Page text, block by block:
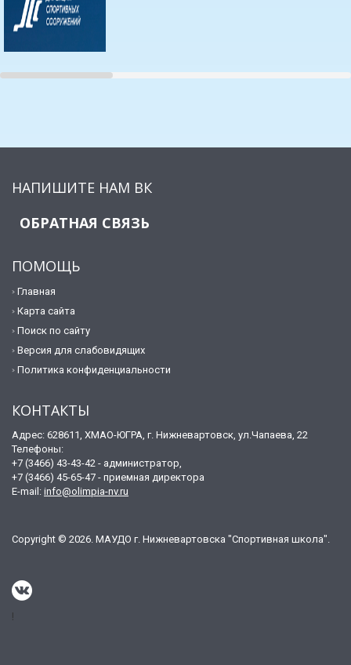
НАПИШИТЕ НАМ ВК
ОБРАТНАЯ СВЯЗЬ
ПОМОЩЬ
Главная
Карта сайта
Поиск по сайту
Версия для слабовидящих
Политика конфиденциальности
КОНТАКТЫ
Адрес: 628611, ХМАО-ЮГРА, г. Нижневартовск, ул.Чапаева, 22
Телефоны:
+7 (3466) 43-43-42 - администратор,
+7 (3466) 45-65-47 - приемная директора
E-mail: info@olimpia-nv.ru
Copyright © 2026. МАУДО г. Нижневартовска "Спортивная школа".
!